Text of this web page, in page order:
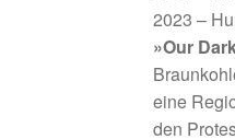
2023 –
»Our
eine
den